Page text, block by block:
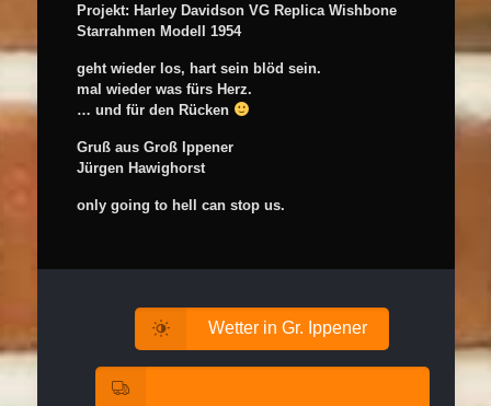
Projekt: Harley Davidson VG Replica Wishbone
Starrahmen Modell 1954
geht wieder los, hart sein blöd sein.
mal wieder was fürs Herz.
… und für den Rücken
Gruß aus Groß Ippener
Jürgen Hawighorst
only going to hell can stop us.
Wetter in Gr. Ippener